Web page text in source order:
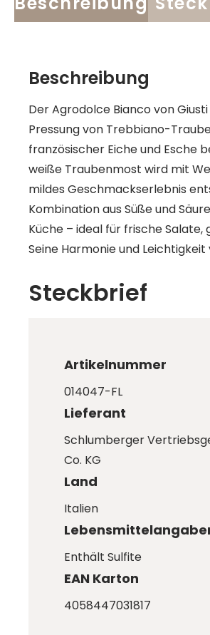
Beschreibung
Der Agrodolce Bianco von
Pressung von Trebbiano-
französischer Eiche und Esche
weiße Traubenmost wird mit
mildes Geschmackserlebnis
Kombination aus Süße und
Küche – ideal für frische Salate,
Seine Harmonie und
Steckbrief
Artikelnummer
014047-FL
Lieferant
Schlumberger
Co. KG
Land
Italien
Enthält Sulfite
EAN Karton
4058447031817